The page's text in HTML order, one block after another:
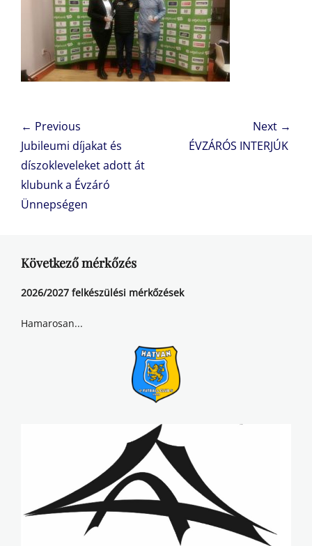
Bejegyzés
navigáció
← Previous
Previous
post:
Jubileumi díjakat és
díszokleveleket adott át
klubunk a Évzáró
Ünnepségen
Next →
ÉVZÁRÓS INTERJÚK
Következő mérkőzés
2026/2027 felkészülési mérkőzések
Hamarosan...